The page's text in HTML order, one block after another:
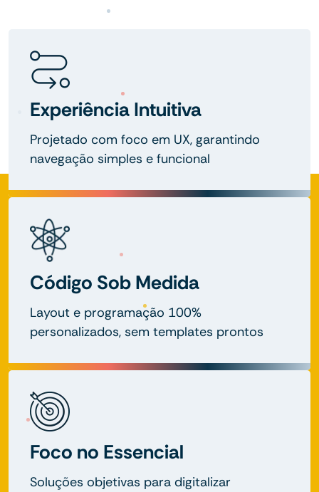
Experiência Intuitiva
Projetado com foco em UX, garantindo
navegação simples e funcional
Código Sob Medida
Layout e programação 100%
personalizados, sem templates prontos
Foco no Essencial
Soluções objetivas para digitalizar